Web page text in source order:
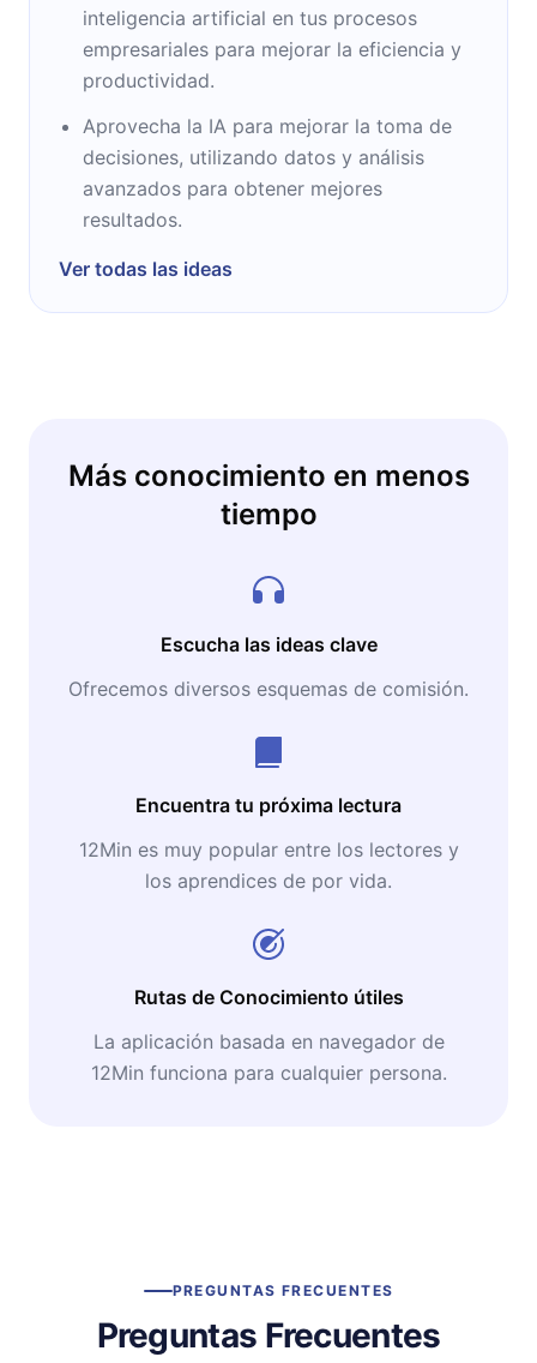
inteligencia artificial en tus procesos
empresariales para mejorar la eficiencia y
productividad.
Aprovecha la IA para mejorar la toma de
decisiones, utilizando datos y análisis
avanzados para obtener mejores
resultados.
Ver todas las ideas
Más conocimiento en menos
tiempo
Escucha las ideas clave
Ofrecemos diversos esquemas de comisión.
Encuentra tu próxima lectura
12Min es muy popular entre los lectores y
los aprendices de por vida.
Rutas de Conocimiento útiles
La aplicación basada en navegador de
12Min funciona para cualquier persona.
PREGUNTAS FRECUENTES
Preguntas Frecuentes